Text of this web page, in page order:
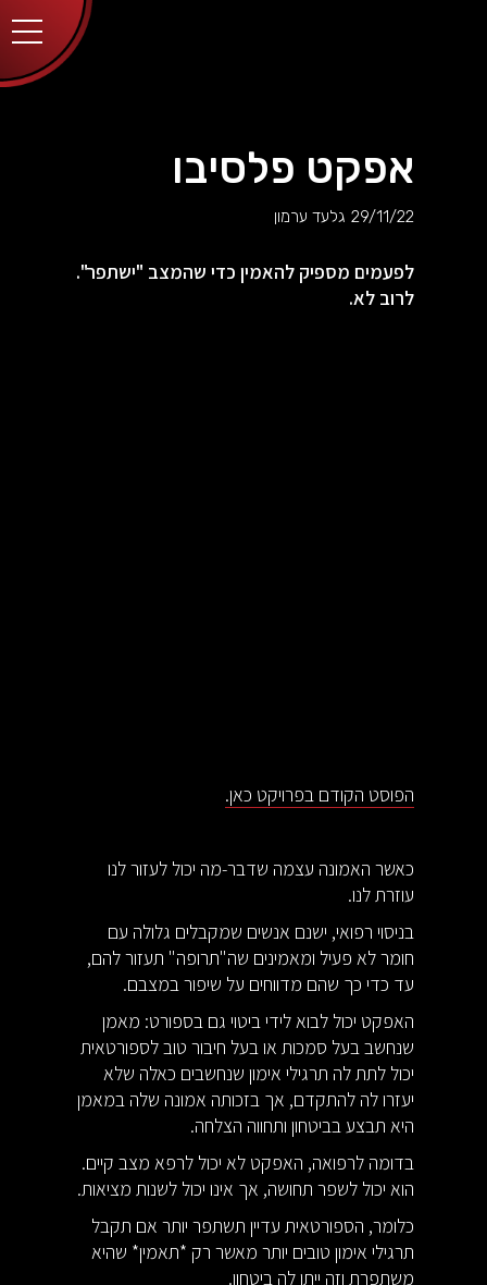
אפקט פלסיבו
29/11/22 גלעד ערמון
לפעמים מספיק להאמין כדי שהמצב "ישתפר".
לרוב לא.
הפוסט הקודם בפרויקט כאן.
כאשר האמונה עצמה שדבר-מה יכול לעזור לנו
עוזרת לנו.
בניסוי רפואי, ישנם אנשים שמקבלים גלולה עם
חומר לא פעיל ומאמינים שה"תרופה" תעזור להם,
עד כדי כך שהם מדווחים על שיפור במצבם.
האפקט יכול לבוא לידי ביטוי גם בספורט: מאמן
שנחשב בעל סמכות או בעל חיבור טוב לספורטאית
יכול לתת לה תרגילי אימון שנחשבים כאלה שלא
יעזרו לה להתקדם, אך בזכותה אמונה שלה במאמן
היא תבצע בביטחון ותחווה הצלחה.
בדומה לרפואה, האפקט לא יכול לרפא מצב קיים.
הוא יכול לשפר תחושה, אך אינו יכול לשנות מציאות.
כלומר, הספורטאית עדיין תשתפר יותר אם תקבל
תרגילי אימון טובים יותר מאשר רק *תאמין* שהיא
משתפרת וזה ייתן לה ביטחון.